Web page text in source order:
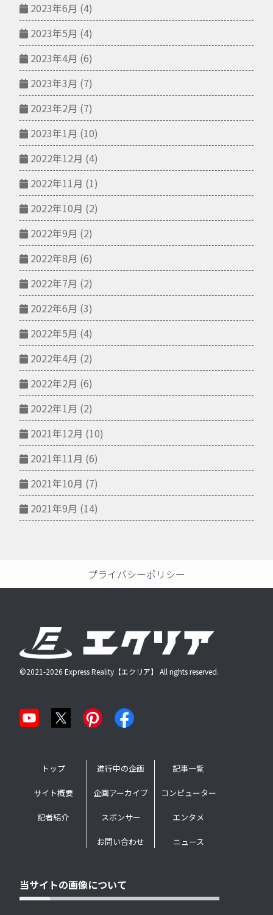
2023年6月 (4)
2023年5月 (4)
2023年4月 (6)
2023年3月 (7)
2023年2月 (7)
2023年1月 (10)
2022年12月 (4)
2022年11月 (1)
2022年10月 (2)
2022年9月 (2)
2022年8月 (6)
2022年7月 (2)
2022年6月 (3)
2022年5月 (4)
2022年4月 (2)
2022年2月 (6)
2022年1月 (2)
2021年12月 (10)
2021年11月 (6)
2021年10月 (7)
2021年9月 (14)
プライバシーポリシー
©2021-2026 Express Reality【エクリア】 All rights reserved.
トップ
サイト概要
記者紹介
進行中の企画
企画アーカイブ
スポンサー
お問い合わせ
記事一覧
コンピューター
エンタメ
ニュース
当サイトの画像について